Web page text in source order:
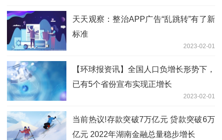
天天观察：整治APP广告“乱跳转”有了新
标准
2023-02-01
【环球报资讯】全国人口负增长形势下，
已有5个省份宣布实现正增长
2023-02-01
当前热议!存款突破7万亿元 贷款突破6万
亿元 2022年湖南金融总量稳步增长